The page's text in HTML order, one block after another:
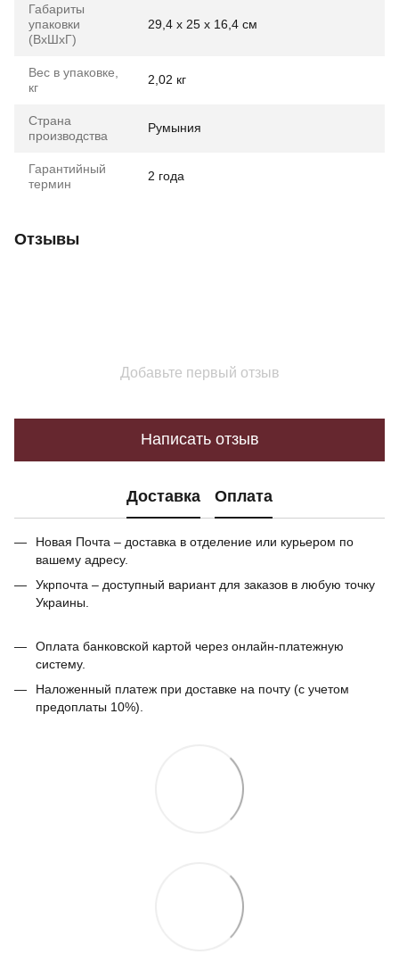
Габариты
упаковки
(ВхШхГ)
29,4 х 25 х 16,4 см
Вес в упаковке,
кг
2,02 кг
Страна
производства
Румыния
Гарантийный
термин
2 года
Отзывы
Добавьте первый отзыв
Написать отзыв
Доставка Оплата
Новая Почта – доставка в отделение или курьером по
вашему адресу.
Укрпочта – доступный вариант для заказов в любую точку
Украины.
Оплата банковской картой через онлайн-платежную
систему.
Наложенный платеж при доставке на почту (с учетом
предоплаты 10%).